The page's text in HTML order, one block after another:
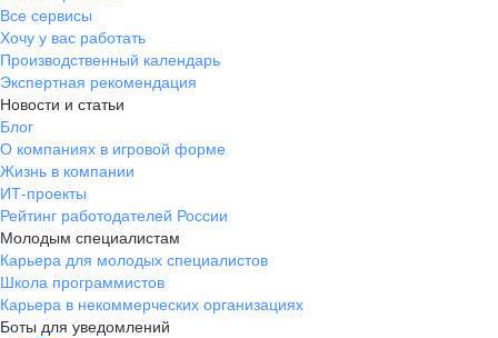
Все сервисы
Хочу у вас работать
Производственный календарь
Экспертная рекомендация
Новости и статьи
Блог
О компаниях в игровой форме
Жизнь в компании
ИТ-проекты
Рейтинг работодателей России
Молодым специалистам
Карьера для молодых специалистов
Школа программистов
Карьера в некоммерческих организациях
Боты для уведомлений